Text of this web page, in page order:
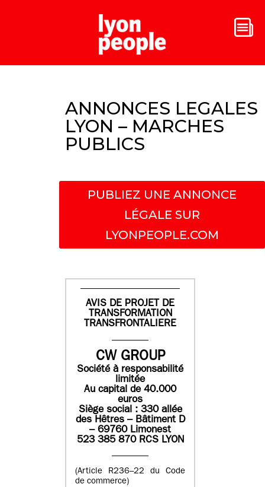
ANNONCES LEGALES
LYON – MARCHES
PUBLICS
PUBLIEZ UNE ANNONCE
LÉGALE SUR
LYONPEOPLE.COM
AVIS DE PROJET DE
TRANSFORMATION
TRANSFRONTALIERE
CW GROUP
Société à responsabilité
limitée
Au capital de 40.000
euros
Siège social : 330 allée
des Hêtres – Bâtiment D
– 69760 Limonest
523 385 870 RCS LYON
(Article R236–22 du Code
de commerce)